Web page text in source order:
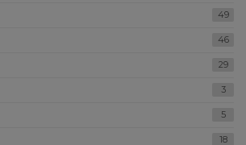
49
46
29
3
5
18